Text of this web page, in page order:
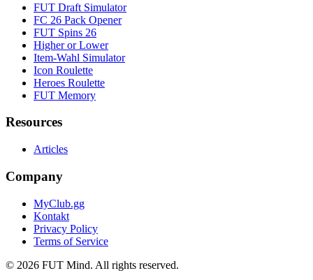
FUT Draft Simulator
FC 26 Pack Opener
FUT Spins 26
Higher or Lower
Item-Wahl Simulator
Icon Roulette
Heroes Roulette
FUT Memory
Resources
Articles
Company
MyClub.gg
Kontakt
Privacy Policy
Terms of Service
© 2026 FUT Mind. All rights reserved.